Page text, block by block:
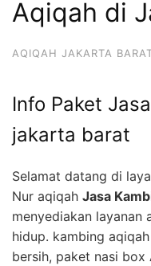
6713
Aqiqah di
AQIQAH JAKARTA
Info Paket
jakarta barat
Selamat datang di
Nur aqiqah Jasa
menyediakan layanan
hidup. kambing
bersih, paket nasi box